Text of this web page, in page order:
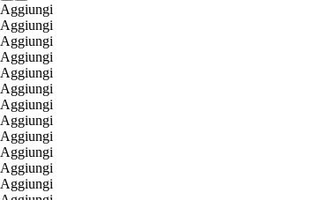
Aggiungi
Aggiungi
Aggiungi
Aggiungi
Aggiungi
Aggiungi
Aggiungi
Aggiungi
Aggiungi
Aggiungi
Aggiungi
Aggiungi